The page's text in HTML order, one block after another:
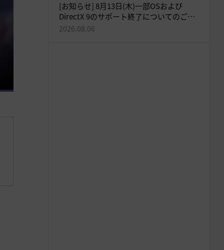
[お知らせ] 8月13日(木)一部OSおよび
DirectX 9のサポート終了についてのご案
内
2026.08.06